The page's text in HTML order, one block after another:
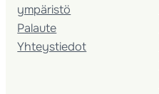
ympäristö
Palaute
Yhteystiedot